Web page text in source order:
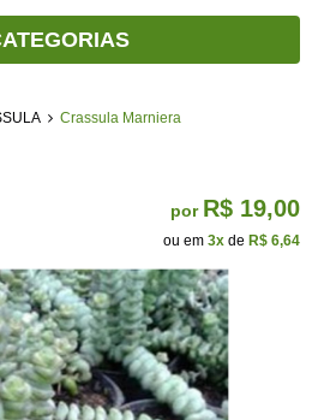
Crassula Marniera
por R$ 19,00
ou em 3x de R$ 6,64